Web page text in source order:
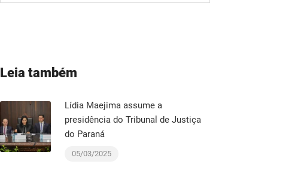
Leia também
Lídia Maejima assume a
presidência do Tribunal de Justiça
do Paraná
05/03/2025